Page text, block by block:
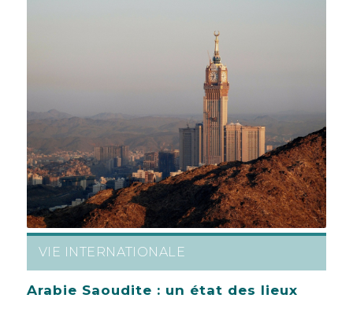
VIE INTERNATIONALE
Arabie Saoudite : un état des lieux